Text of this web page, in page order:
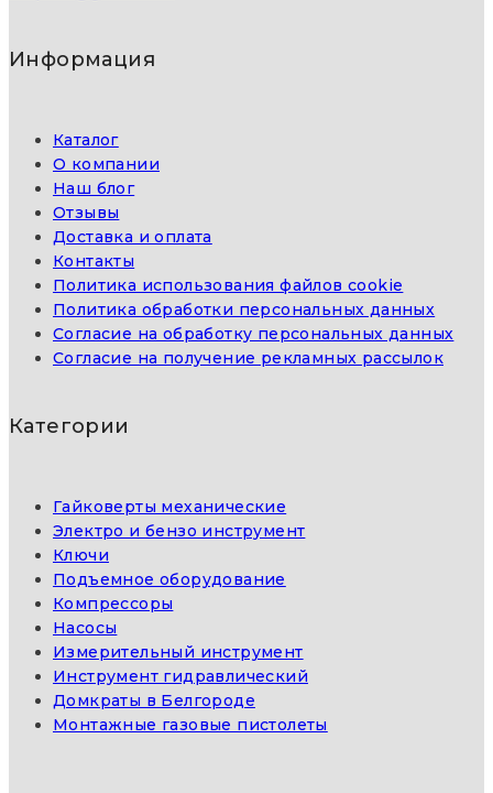
Информация
Каталог
О компании
Наш блог
Отзывы
Доставка и оплата
Контакты
Политика использования файлов cookie
Политика обработки персональных данных
Согласие на обработку персональных данных
Согласие на получение рекламных рассылок
Категории
Гайковерты механические
Электро и бензо инструмент
Ключи
Подъемное оборудование
Компрессоры
Насосы
Измерительный инструмент
Инструмент гидравлический
Домкраты в Белгороде
Монтажные газовые пистолеты